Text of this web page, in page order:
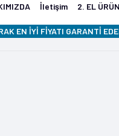
İletişim 2. EL
EN İYİ FİYATI GARANTİ